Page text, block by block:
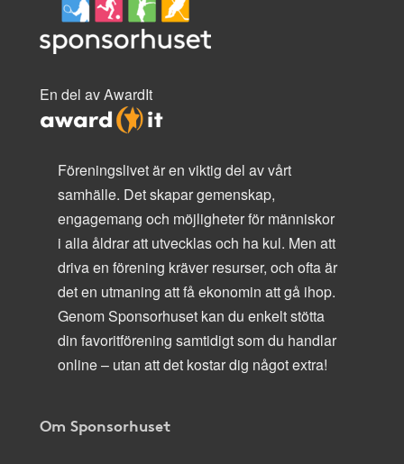
En del av AwardIt
Föreningslivet är en viktig del av vårt
samhälle. Det skapar gemenskap,
engagemang och möjligheter för människor
i alla åldrar att utvecklas och ha kul. Men att
driva en förening kräver resurser, och ofta är
det en utmaning att få ekonomin att gå ihop.
Genom Sponsorhuset kan du enkelt stötta
din favoritförening samtidigt som du handlar
online – utan att det kostar dig något extra!
Om Sponsorhuset